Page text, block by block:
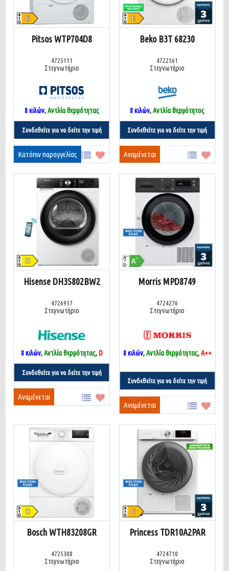
Pitsos WTP704D8
4725111
Στεγνωτήριο
8 κιλών,Αντλία θερμότητας
Συνδεθείτε για να δείτε την τιμή
Κατόπιν παραγγελίας
Beko B3T 68230
4722561
Στεγνωτήριο
8 κιλών,Αντλία θερμότητος
Συνδεθείτε για να δείτε την τιμή
Αναμένεται
Hisense DH3S802BW2
4726957
Στεγνωτήριο
8 κιλών,Αντλία θερμότητας,D
Συνδεθείτε για να δείτε την τιμή
Αναμένεται
Morris MPD8749
4724276
Στεγνωτήριο
8 κιλών,Αντλία θερμότητας,Α++
Συνδεθείτε για να δείτε την τιμή
Αναμένεται
Bosch WTH83208GR
4725308
Στεγνωτήριο
Princess TDR10A2PAR
4724710
Στεγνωτήριο